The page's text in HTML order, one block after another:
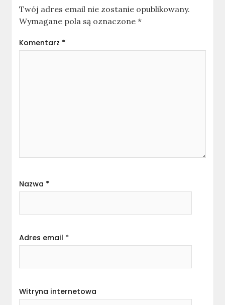
Twój adres email nie zostanie opublikowany.
Wymagane pola są oznaczone*
Komentarz *
Nazwa *
Adres email *
Witryna internetowa